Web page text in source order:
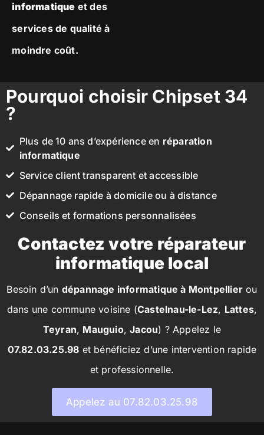
informatique et des
services de qualité à
moindre coût.
Pourquoi choisir Chipset 34
?
Plus de 10 ans d’expérience en réparation
informatique
Service client transparent et accessible
Dépannage rapide à domicile ou à distance
Conseils et formations personnalisées
Contactez votre réparateur
informatique local
Besoin d’un dépannage informatique à Montpellier ou
dans une commune voisine (Castelnau-le-Lez, Lattes,
Teyran, Mauguio,Jacou) ? Appelez le
07.82.03.25.98 et bénéficiez d’une intervention rapide
et professionnelle.
Appelez au 07.82.03.25.98